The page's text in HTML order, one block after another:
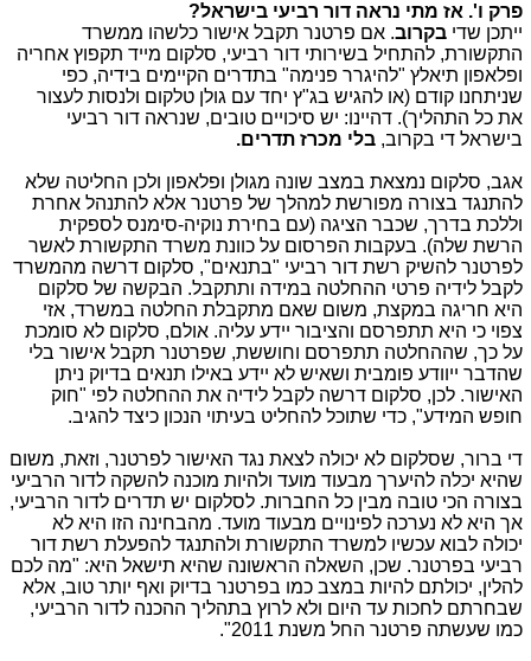
פרק ו'. אז מתי נראה דור רביעי בישראל?
ייתכן שדי בקרוב. אם פרטנר תקבל אישור כלשהו ממשרד
התקשורת, להתחיל בשירותי דור רביעי, סלקום מייד תקפוץ אחריה
ופלאפון תיאלץ "להיגרר פנימה" בתדרים הקיימים בידיה, כפי
שניתחנו קודם (או להגיש בג"ץ יחד עם גולן טלקום ולנסות לעצור
את כל התהליך). דהיינו: יש סיכויים טובים, שנראה דור רביעי
בישראל די בקרוב, בלי מכרז תדרים.
אגב, סלקום נמצאת במצב שונה מגולן ופלאפון ולכן החליטה שלא
להתנגד בצורה מפורשת למהלך של פרטנר אלא להתנהל אחרת
וללכת בדרך, שכבר הציגה (עם בחירת נוקיה-סימנס לספקית
הרשת שלה). בעקבות הפרסום על כוונת משרד התקשורת לאשר
לפרטנר להשיק רשת דור רביעי "בתנאים", סלקום דרשה מהמשרד
לקבל לידיה פרטי ההחלטה במידה ותתקבל. הבקשה של סלקום
היא חריגה במקצת, משום שאם מתקבלת החלטה במשרד, אזי
צפוי כי היא תתפרסם והציבור יידע עליה. אולם, סלקום לא סומכת
על כך, שההחלטה תתפרסם וחוששת, שפרטנר תקבל אישור בלי
שהדבר ייוודע פומבית ושאיש לא יידע באילו תנאים בדיוק ניתן
האישור. לכן, סלקום דרשה לקבל לידיה את ההחלטה לפי "חוק
חופש המידע", כדי שתוכל להחליט בעיתוי הנכון כיצד להגיב.
די ברור, שסלקום לא יכולה לצאת נגד האישור לפרטנר, וזאת, משום
שהיא יכלה להיערך מבעוד מועד ולהיות מוכנה להשקה לדור הרביעי
בצורה הכי טובה מבין כל החברות. לסלקום יש תדרים לדור הרביעי,
אך היא לא נערכה לפינויים מבעוד מועד. מהבחינה הזו היא לא
יכולה לבוא עכשיו למשרד התקשורת ולהתנגד להפעלת רשת דור
רביעי בפרטנר. שכן, השאלה הראשונה שהיא תישאל היא: "מה לכם
להלין, יכולתם להיות במצב כמו בפרטנר בדיוק ואף יותר טוב, אלא
שבחרתם לחכות עד היום ולא לרוץ בתהליך ההכנה לדור הרביעי,
כמו שעשתה פרטנר החל משנת 2011".